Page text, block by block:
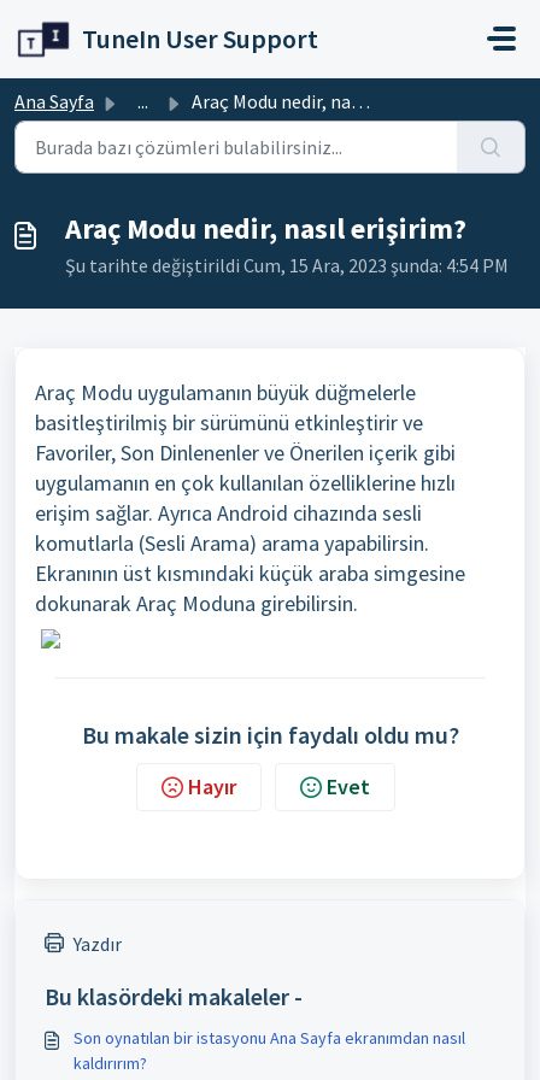
TuneIn User Support
Ana Sayfa ... Araç Modu nedir, nasıl erişirim?
Araç Modu nedir, nasıl erişirim?
Şu tarihte değiştirildi Cum, 15 Ara, 2023 şunda: 4:54 PM
Araç Modu uygulamanın büyük düğmelerle
basitleştirilmiş bir sürümünü etkinleştirir ve
Favoriler, Son Dinlenenler ve Önerilen içerik gibi
uygulamanın en çok kullanılan özelliklerine hızlı
erişim sağlar. Ayrıca Android cihazında sesli
komutlarla (Sesli Arama) arama yapabilirsin.
Ekranının üst kısmındaki küçük araba simgesine
dokunarak Araç Moduna girebilirsin.
Bu makale sizin için faydalı oldu mu?
Hayır Evet
Yazdır
Bu klasördeki makaleler -
Son oynatılan bir istasyonu Ana Sayfa ekranımdan nasıl
kaldırırım?